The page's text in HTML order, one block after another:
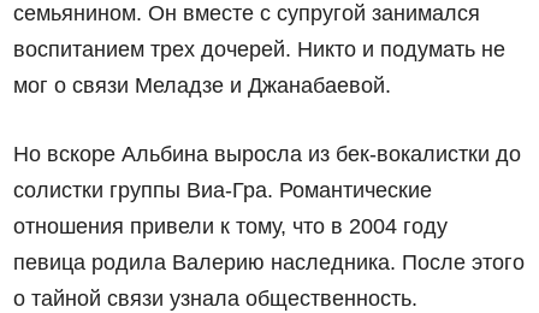
семьянином. Он вместе с супругой занимался
воспитанием трех дочерей. Никто и подумать не
мог о связи Меладзе и Джанабаевой.
Но вскоре Альбина выросла из бек-вокалистки до
солистки группы Виа-Гра. Романтические
отношения привели к тому, что в 2004 году
певица родила Валерию наследника. После этого
о тайной связи узнала общественность.